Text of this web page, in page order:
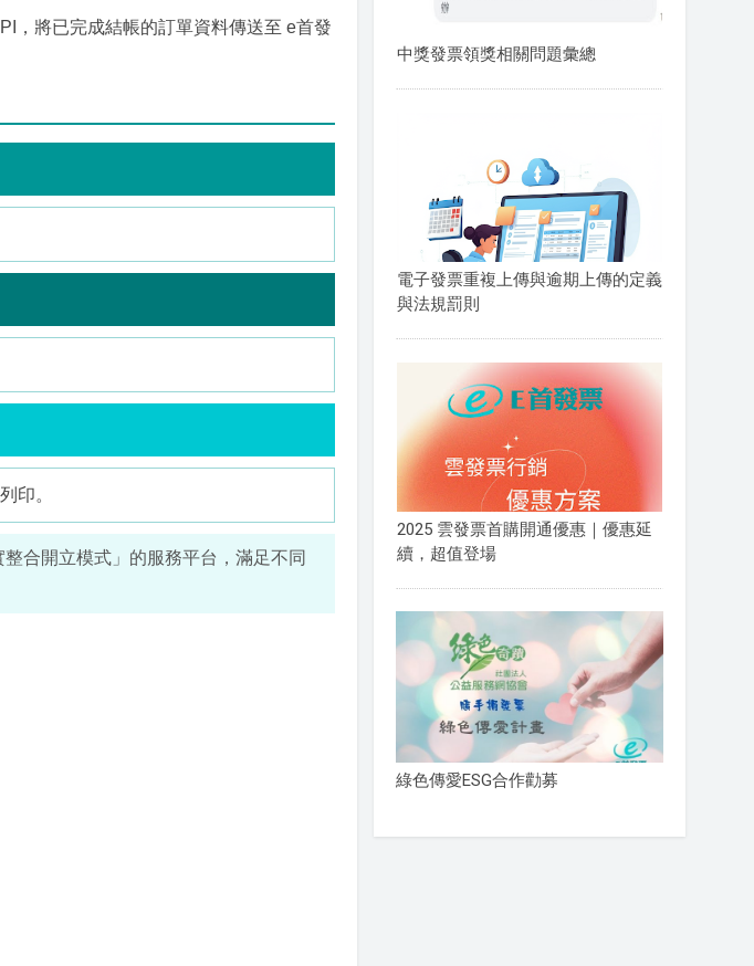
，將已完成結帳的訂單資料傳送至 e首發
印。
合開立模式」的服務平台，滿足不同
中獎發票領獎相關問題彙總
電子發票重複上傳與逾期上傳的定義
與法規罰則
2025 雲發票首購開通優惠｜優惠延
續，超值登場
綠色傳愛ESG合作勸募